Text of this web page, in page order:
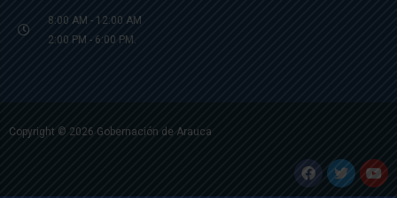
8:00 AM - 12:00 AM
2:00 PM - 6:00 PM.
Copyright © 2026 Gobernación de Arauca